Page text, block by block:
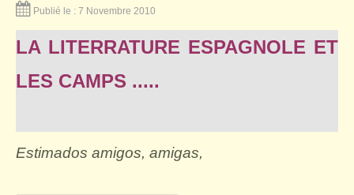
Publié le : 7 Novembre 2010
LA LITERRATURE ESPAGNOLE ET
LES CAMPS .....
Estimados amigos, amigas,